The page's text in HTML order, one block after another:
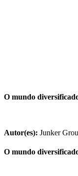
O mundo
Autor(es): Junker
O mundo